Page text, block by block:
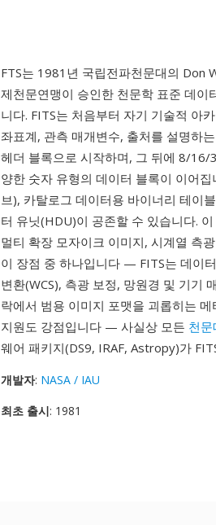
FTS는 1981년 국립전파천문대의 Don
제천문연맹이 승인한 천문학 표준 데이
니다. FITS는 처음부터 자기 기술적 아
좌표계, 관측 매개변수, 출처를 설명하
헤더 블록으로 시작하며, 그 뒤에 8/
양한 숫자 유형의 데이터 블록이 이어
브), 카탈로그 데이터용 바이너리 테이
터 유닛(HDU)이 공존할 수 있습니다.
멀티 확장 모자이크 이미지, 시계열 측
이 장점 중 하나입니다 — FITS는 데이
변환(WCS), 측광 보정, 망원경 및 기기
락에서 범용 이미지 포맷을 괴롭히는
지원도 강점입니다 — 사실상 모든 천문
웨어 패키지(DS9, IRAF, Astropy)가
개발자: NASA / IAU
최초 출시: 1981